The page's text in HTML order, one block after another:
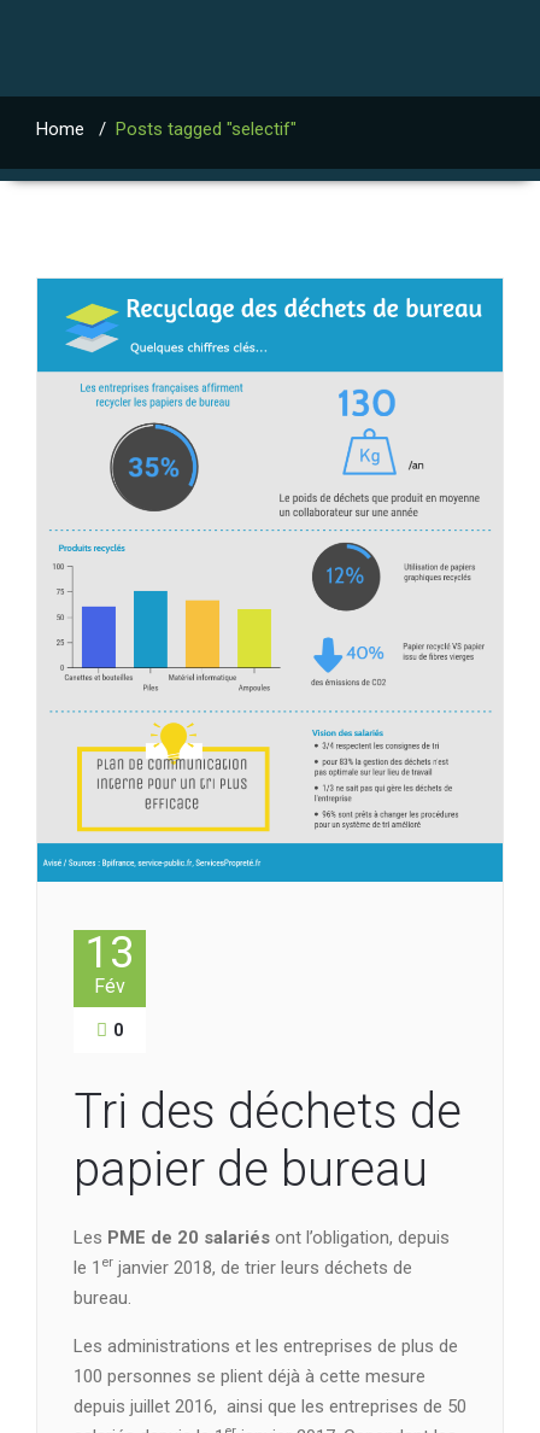
Home / Posts tagged "selectif"
13
Fév
0
Tri des déchets de
papier de bureau
Les PME de 20 salariés ont l’obligation, depuis
le 1 er janvier 2018, de trier leurs déchets de
bureau.
Les administrations et les entreprises de plus de
100 personnes se plient déjà à cette mesure
depuis juillet 2016, ainsi que les entreprises de 50